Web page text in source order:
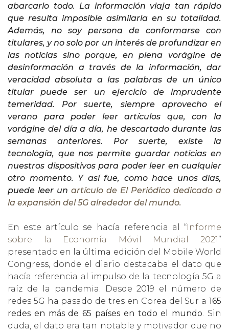
abarcarlo todo. La información viaja tan rápido
que resulta imposible asimilarla en su totalidad.
Además, no soy persona de conformarse con
titulares, y no solo por un interés de profundizar en
las noticias sino porque, en plena vorágine de
desinformación a través de la información, dar
veracidad absoluta a las palabras de un único
titular puede ser un ejercicio de imprudente
temeridad. Por suerte, siempre aprovecho el
verano para poder leer artículos que, con la
vorágine del día a día, he descartado durante las
semanas anteriores. Por suerte, existe la
tecnología, que nos permite guardar noticias en
nuestros dispositivos para poder leer en cualquier
otro momento. Y así fue, como hace unos días,
puede leer un artículo de El Periódico dedicado a
la expansión del 5G alrededor del mundo.
En este artículo se hacía referencia al “Informe
sobre la Economía Móvil Mundial 2021”
presentado en la última edición del Mobile World
Congress, donde el diario destacaba el dato que
hacía referencia al impulso de la tecnología 5G a
raíz de la pandemia. Desde 2019 el número de
redes 5G ha pasado de tres en Corea del Sur a 165
redes en más de 65 países en todo el mundo . Sin
duda, el dato era tan notable y motivador que no